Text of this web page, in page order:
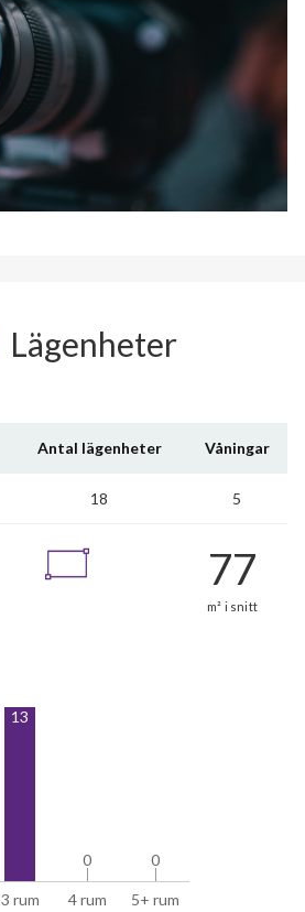
Lägenheter
Antal lägenheter Våningar
18 5
3 rum 4 rum 5+ rum
13
0
0 0
0